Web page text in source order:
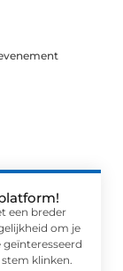
een breder
om je
klinken.